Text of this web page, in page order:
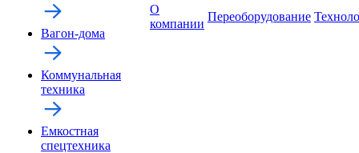
Вагон-дома
Коммунальная
техника
Емкостная
спецтехника
О
компании
Переоборудование